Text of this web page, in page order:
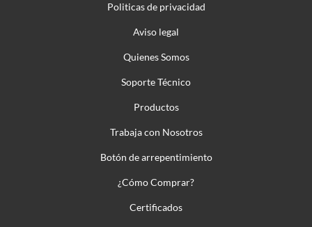
Politicas de privacidad
Aviso legal
Quienes Somos
Soporte Técnico
Productos
Trabaja con Nosotros
Botón de arrepentimiento
¿Cómo Comprar?
Certificados